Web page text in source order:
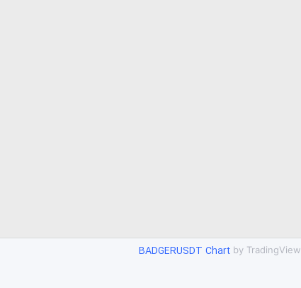
BADGERUSDT Chartby TradingView